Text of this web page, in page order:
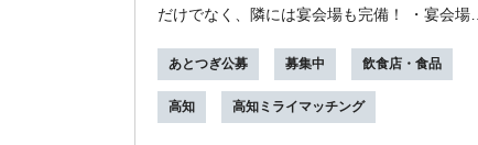
だけでなく、隣には宴会場も完備！ ・宴会場は
能！ ・...
あとつぎ公募 募集中 飲食店・食品
高知 高知ミライマッチング